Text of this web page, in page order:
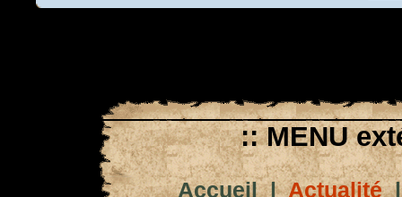
:: MENU
Accueil|Actualité